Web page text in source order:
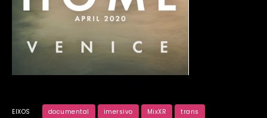
EIXOS documental imersivo MixXR trans